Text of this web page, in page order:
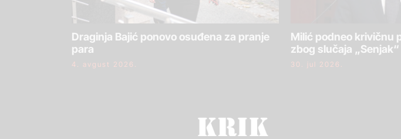
Draginja Bajić ponovo osuđena za pranje
para
4. avgust 2026.
Milić podneo krivičnu
zbog slučaja „Senjak“
30. jul 2026.